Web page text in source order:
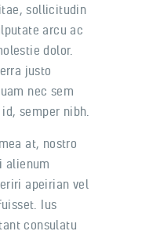
sollicitudin
arcu ac
dolor.
justo
nec sem
semper nibh.
at, nostro
alienum
apeirian vel
Ius
consulatu